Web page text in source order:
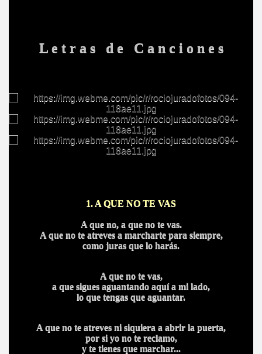
L e t r a s d e C a n c i o n e s
1. A QUE NO TE VAS
A que no, a que no te vas.
A que no te atreves a marcharte para siempre,
como juras que lo harás.
A que no te vas,
a que sigues aguantando aquí a mi lado,
lo que tengas que aguantar.
A que no te atreves ni siquiera a abrir la puerta,
por si yo no te reclamo,
y te tienes que marchar...